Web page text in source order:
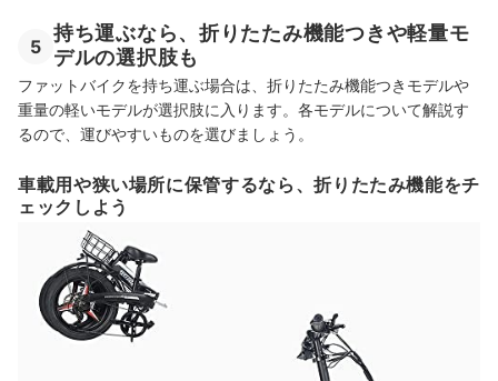
5
持ち運ぶなら、折りたたみ機能つきや軽量モ
デルの選択肢も
ファットバイクを持ち運ぶ場合は、折りたたみ機能つきモデルや
重量の軽いモデルが選択肢に入ります。各モデルについて解説す
るので、運びやすいものを選びましょう。
車載用や狭い場所に保管するなら、折りたたみ機能をチ
ェックしよう